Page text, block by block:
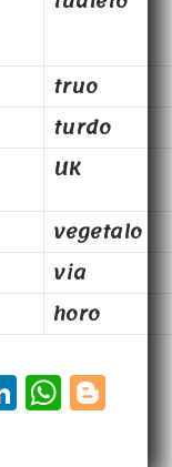
truo
turdo
UK
vegetalo
via
horo
Li
n W
h